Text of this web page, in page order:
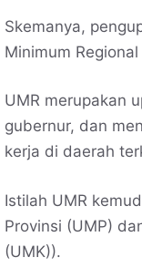
Skemanya,
Minimum Regional
UMR merupakan
gubernur, dan
kerja di daerah
Istilah UMR
Provinsi (UMP)
(UMK)).